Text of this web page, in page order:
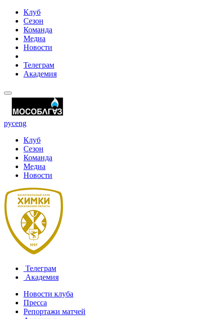
Клуб
Сезон
Команда
Медиа
Новости
Телеграм
Академия
русeng
Клуб
Сезон
Команда
Медиа
Новости
Телеграм
Академия
Новости клуба
Пресса
Репортажи матчей